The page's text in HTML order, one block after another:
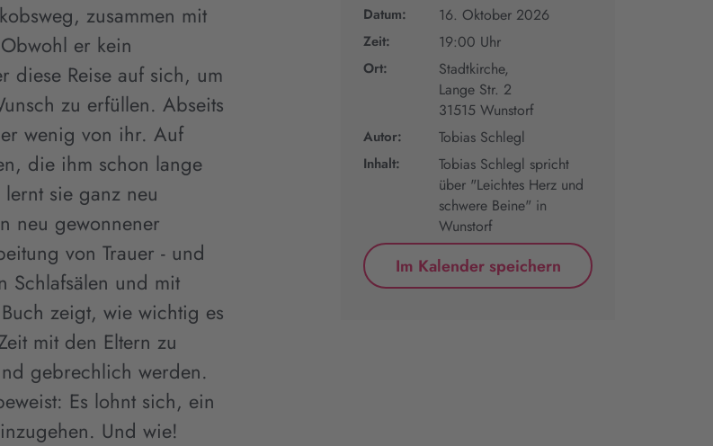
zusammen mit
er kein
diese Reise auf sich, um
zu erfüllen. Abseits
wenig von ihr. Auf
die ihm schon lange
sie ganz neu
neu gewonnener
von Trauer - und
Schlafsälen und mit
zeigt, wie wichtig es
mit den Eltern zu
gebrechlich werden.
Es lohnt sich, ein
Und wie!
Datum: 16. Oktober 2026
Zeit: 19:00 Uhr
Ort:
Stadtkirche,
Lange Str. 2
31515 Wunstorf
Autor: Tobias Schlegl
Inhalt:
Tobias Schlegl spricht
über "Leichtes Herz und
schwere Beine" in
Wunstorf
Im Kalender speichern